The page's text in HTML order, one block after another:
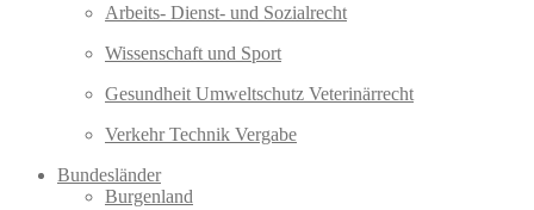
Arbeits- Dienst- und Sozialrecht
Wissenschaft und Sport
Gesundheit Umweltschutz Veterinärrecht
Verkehr Technik Vergabe
Bundesländer
Burgenland